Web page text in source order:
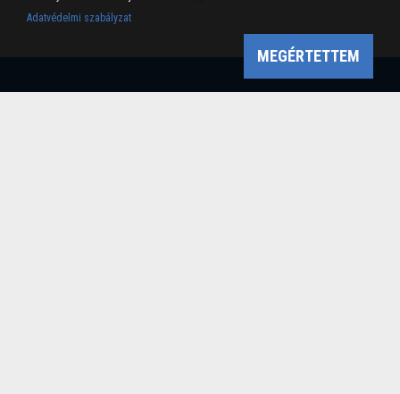
Adatvédelmi szabályzat
MEGÉRTETTEM